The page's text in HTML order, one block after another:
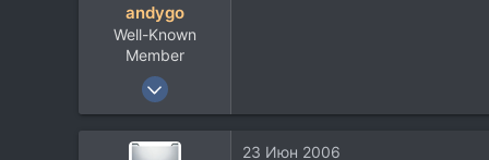
andygo
Well-Known
Member
9 Май 2003
23 Июн 2006